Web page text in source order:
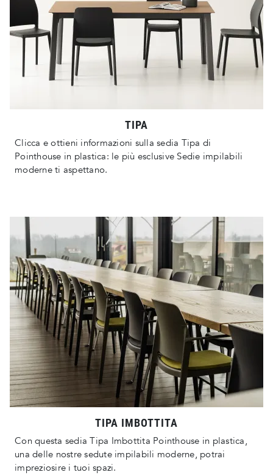
TIPA
Clicca e ottieni informazioni sulla sedia Tipa di
Pointhouse in plastica: le più esclusive Sedie impilabili
moderne ti aspettano.
TIPA IMBOTTITA
Con questa sedia Tipa Imbottita Pointhouse in plastica,
una delle nostre sedute impilabili moderne, potrai
impreziosire i tuoi spazi.